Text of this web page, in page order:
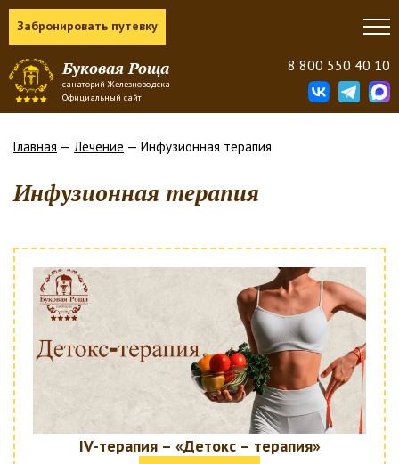
Буковая Роща
санаторий Железноводска
Официальный сайт
8 800 550 40 10
Забронировать путевку
Главная — Лечение — Инфузионная терапия
Инфузионная терапия
IV-терапия – «Детокс – терапия»